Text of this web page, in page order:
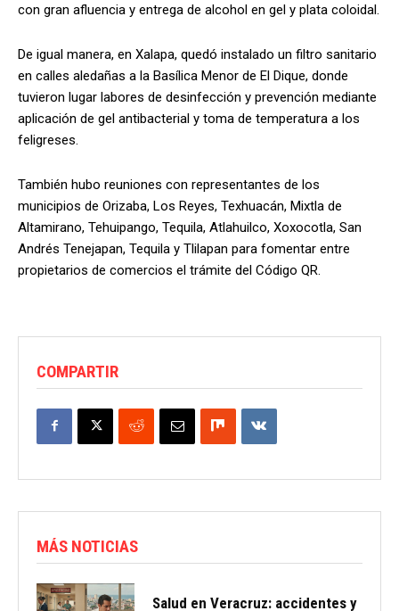
con gran afluencia y entrega de alcohol en gel y plata coloidal.
De igual manera, en Xalapa, quedó instalado un filtro sanitario
en calles aledañas a la Basílica Menor de El Dique, donde
tuvieron lugar labores de desinfección y prevención mediante
aplicación de gel antibacterial y toma de temperatura a los
feligreses.
También hubo reuniones con representantes de los
municipios de Orizaba, Los Reyes, Texhuacán, Mixtla de
Altamirano, Tehuipango, Tequila, Atlahuilco, Xoxocotla, San
Andrés Tenejapan, Tequila y Tlilapan para fomentar entre
propietarios de comercios el trámite del Código QR.
COMPARTIR
MÁS NOTICIAS
Salud en Veracruz: accidentes y